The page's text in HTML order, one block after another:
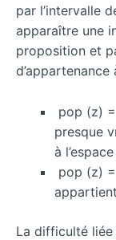
par l’intervalle
apparaître une
proposition et
d’appartenance
pop (z)
presque
à
pop (z)
La difficulté liée